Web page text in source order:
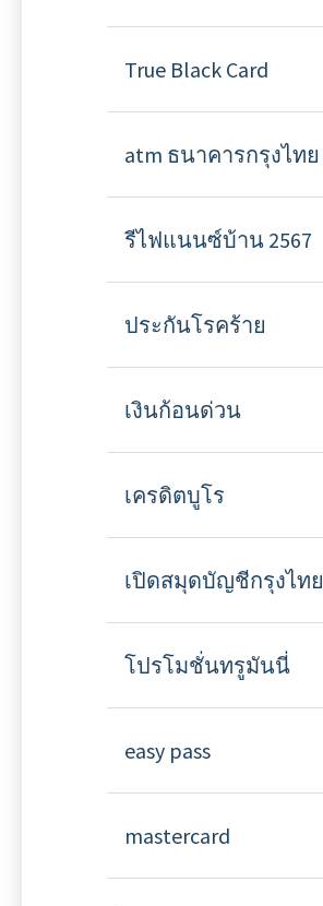
True Black Card
atm ธนาคารกรุงไทย
รีไฟแนนซ์บ้าน 2567
ประกันโรคร้าย
เงินก้อนด่วน
เครดิตบูโร
เปิดสมุดบัญชีกรุงไทย
โปรโมชั่นทรูมันนี่
easy pass
mastercard